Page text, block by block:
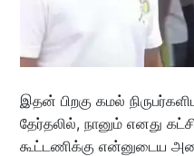
இதன் பிறகு கமல்
தேர்தலில், நானும் எனது
கூட்டணிக்கு என்னுடைய